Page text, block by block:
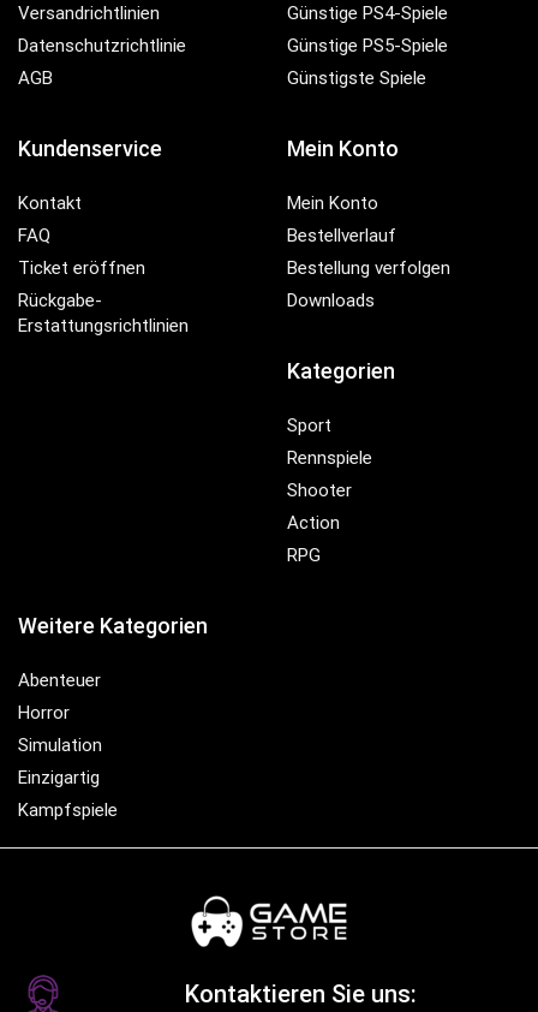
Versandrichtlinien
Datenschutzrichtlinie
AGB
Günstige PS4-Spiele
Günstige PS5-Spiele
Günstigste Spiele
Kundenservice
Kontakt
FAQ
Ticket eröffnen
Rückgabe-
Erstattungsrichtlinien
Mein Konto
Mein Konto
Bestellverlauf
Bestellung verfolgen
Downloads
Kategorien
Sport
Rennspiele
Shooter
Action
RPG
Weitere Kategorien
Abenteuer
Horror
Simulation
Einzigartig
Kampfspiele
Kontaktieren Sie uns: